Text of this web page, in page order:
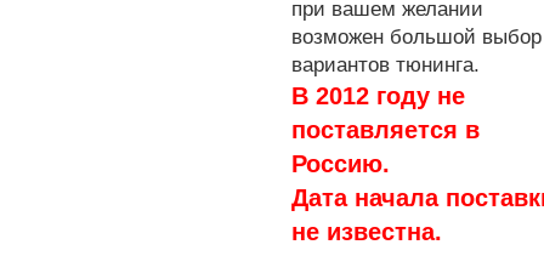
при вашем желании
возможен большой выбор
вариантов тюнинга.
В 2012 году не
поставляется в
Россию.
Дата начала
не известна.